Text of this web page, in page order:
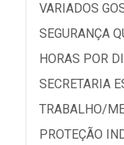
VARIADOS
SEGURANÇA
HORAS POR
SECRETARIA
TRABALHO/
PROTEÇÃO